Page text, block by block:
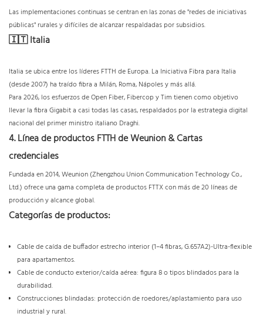
Las implementaciones continuas se centran en las zonas de "redes de iniciativas
públicas" rurales y difíciles de alcanzar respaldadas por subsidios.
🇮🇹 Italia
Italia se ubica entre los líderes FTTH de Europa. La Iniciativa Fibra para Italia
(desde 2007) ha traído fibra a Milán, Roma, Nápoles y más allá.
Para 2026, los esfuerzos de Open Fiber, Fibercop y Tim tienen como objetivo
llevar la fibra Gigabit a casi todas las casas, respaldados por la estrategia digital
nacional del primer ministro italiano Draghi.
4. Línea de productos FTTH de Weunion & Cartas
credenciales
Fundada en 2014, Weunion (Zhengzhou Union Communication Technology Co.,
Ltd.) ofrece una gama completa de productos FTTX con más de 20 líneas de
producción y alcance global.
Categorías de productos:
Cable de caída de buffador estrecho interior (1–4 fibras, G.657A2)-Ultra-flexible
para apartamentos.
Cable de conducto exterior/caída aérea: figura 8 o tipos blindados para la
durabilidad.
Construcciones blindadas: protección de roedores/aplastamiento para uso
industrial y rural.